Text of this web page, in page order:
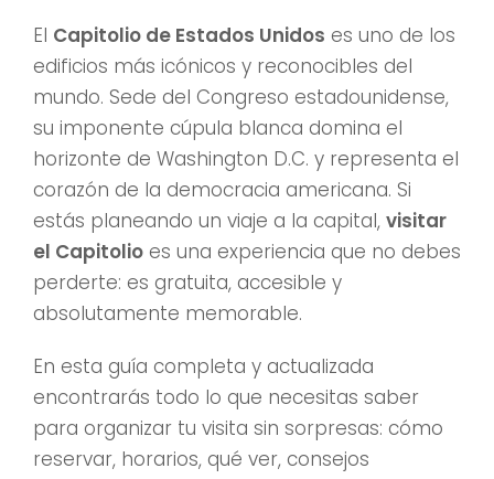
El Capitolio de Estados Unidos es uno de los
edificios más icónicos y reconocibles del
mundo. Sede del Congreso estadounidense,
su imponente cúpula blanca domina el
horizonte de Washington D.C. y representa el
corazón de la democracia americana. Si
estás planeando un viaje a la capital, visitar
el Capitolio es una experiencia que no debes
perderte: es gratuita, accesible y
absolutamente memorable.
En esta guía completa y actualizada
encontrarás todo lo que necesitas saber
para organizar tu visita sin sorpresas: cómo
reservar, horarios, qué ver, consejos